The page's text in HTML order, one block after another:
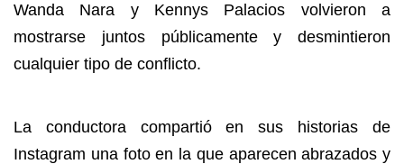
Wanda Nara y Kennys Palacios volvieron a
mostrarse juntos públicamente y desmintieron
cualquier tipo de conflicto.
La conductora compartió en sus historias de
Instagram una foto en la que aparecen abrazados y